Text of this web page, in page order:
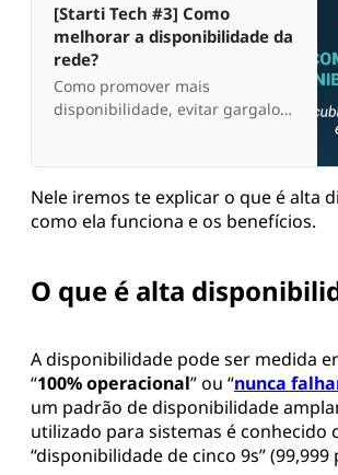
[Starti Tech #3] Como
melhorar a disponibilidade da
rede?
Como promover mais
disponibilidade, evitar gargalos
Nele iremos te explicar o que é alta
como ela funciona e os benefícios.
O que é alta
A disponibilidade pode ser medida
“100% operacional” ou “nunca
um padrão de disponibilidade
utilizado para sistemas é conhecido
“disponibilidade de cinco 9s”